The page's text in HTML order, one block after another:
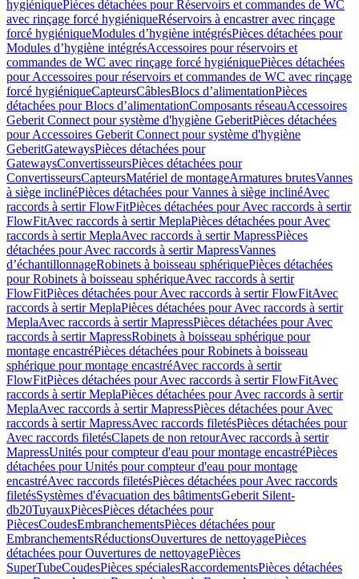
hygiéniquePièces détachées pour Réservoirs et commandes de WC
avec rinçage forcé hygiéniqueRéservoirs à encastrer avec rinçage
forcé hygiéniqueModules d’hygiène intégrésPièces détachées pour
Modules d’hygiène intégrésAccessoires pour réservoirs et
commandes de WC avec rinçage forcé hygiéniquePièces détachées
pour Accessoires pour réservoirs et commandes de WC avec rinçage
forcé hygiéniqueCapteursCâblesBlocs d’alimentationPièces
détachées pour Blocs d’alimentationComposants réseauAccessoires
Geberit Connect pour système d'hygiène GeberitPièces détachées
pour Accessoires Geberit Connect pour système d'hygiène
GeberitGatewaysPièces détachées pour
GatewaysConvertisseursPièces détachées pour
ConvertisseursCapteursMatériel de montageArmatures brutesVannes
à siège inclinéPièces détachées pour Vannes à siège inclinéAvec
raccords à sertir FlowFitPièces détachées pour Avec raccords à sertir
FlowFitAvec raccords à sertir MeplaPièces détachées pour Avec
raccords à sertir MeplaAvec raccords à sertir MapressPièces
détachées pour Avec raccords à sertir MapressVannes
d’échantillonnageRobinets à boisseau sphériquePièces détachées
pour Robinets à boisseau sphériqueAvec raccords à sertir
FlowFitPièces détachées pour Avec raccords à sertir FlowFitAvec
raccords à sertir MeplaPièces détachées pour Avec raccords à sertir
MeplaAvec raccords à sertir MapressPièces détachées pour Avec
raccords à sertir MapressRobinets à boisseau sphérique pour
montage encastréPièces détachées pour Robinets à boisseau
sphérique pour montage encastréAvec raccords à sertir
FlowFitPièces détachées pour Avec raccords à sertir FlowFitAvec
raccords à sertir MeplaPièces détachées pour Avec raccords à sertir
MeplaAvec raccords à sertir MapressPièces détachées pour Avec
raccords à sertir MapressAvec raccords filetésPièces détachées pour
Avec raccords filetésClapets de non retourAvec raccords à sertir
MapressUnités pour compteur d'eau pour montage encastréPièces
détachées pour Unités pour compteur d'eau pour montage
encastréAvec raccords filetésPièces détachées pour Avec raccords
filetésSystèmes d'évacuation des bâtimentsGeberit Silent-
db20TuyauxPiècesPièces détachées pour
PiècesCoudesEmbranchementsPièces détachées pour
EmbranchementsRéductionsOuvertures de nettoyagePièces
détachées pour Ouvertures de nettoyagePièces
SuperTubeCoudesPièces spécialesRaccordementsPièces détachées